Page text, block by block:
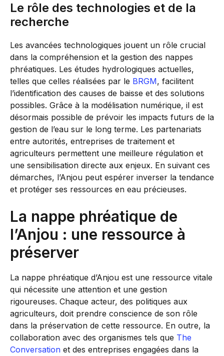
Le rôle des technologies et de la
recherche
Les avancées technologiques jouent un rôle crucial
dans la compréhension et la gestion des nappes
phréatiques. Les études hydrologiques actuelles,
telles que celles réalisées par le BRGM, facilitent
l’identification des causes de baisse et des solutions
possibles. Grâce à la modélisation numérique, il est
désormais possible de prévoir les impacts futurs de la
gestion de l’eau sur le long terme. Les partenariats
entre autorités, entreprises de traitement et
agriculteurs permettent une meilleure régulation et
une sensibilisation directe aux enjeux. En suivant ces
démarches, l’Anjou peut espérer inverser la tendance
et protéger ses ressources en eau précieuses.
La nappe phréatique de
l’Anjou : une ressource à
préserver
La nappe phréatique d’Anjou est une ressource vitale
qui nécessite une attention et une gestion
rigoureuses. Chaque acteur, des politiques aux
agriculteurs, doit prendre conscience de son rôle
dans la préservation de cette ressource. En outre, la
collaboration avec des organismes tels que The
Conversation et des entreprises engagées dans la